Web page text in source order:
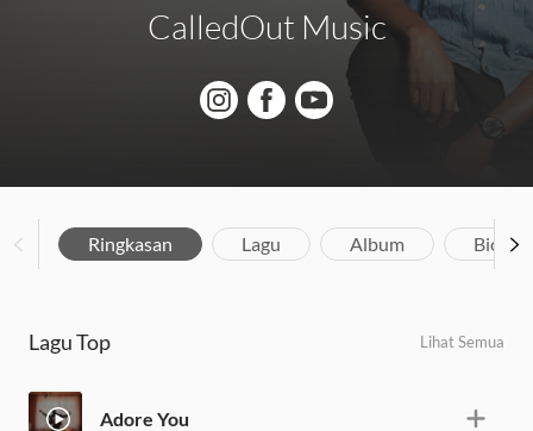
CalledOut Music
Ringkasan Lagu Album
Lagu Top Lihat Semua
Adore You